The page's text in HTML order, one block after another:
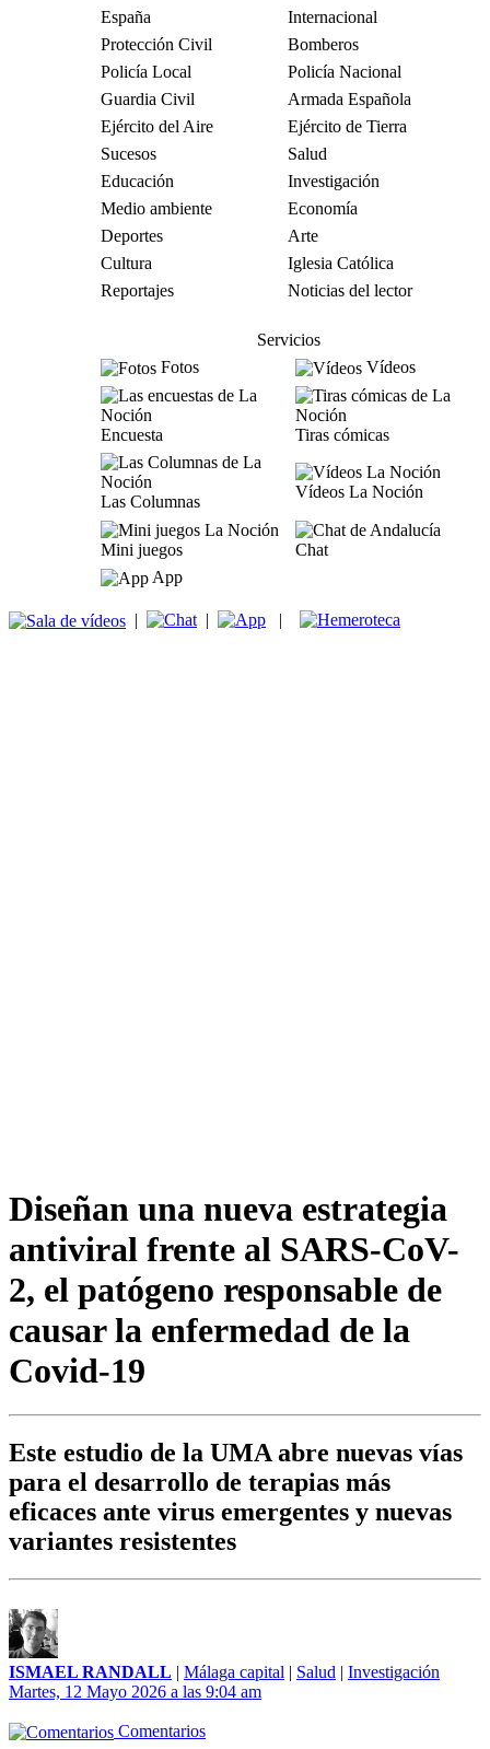
España
Internacional
Protección Civil
Bomberos
Policía Local
Policía Nacional
Guardia Civil
Armada Española
Ejército del Aire
Ejército de Tierra
Sucesos
Salud
Educación
Investigación
Medio ambiente
Economía
Deportes
Arte
Cultura
Iglesia Católica
Reportajes
Noticias del lector
Servicios
Fotos
Vídeos
Encuesta Tiras cómicas
Las Columnas
Vídeos La Noción
Mini juegos
Chat
App
| | |
Diseñan una nueva estrategia
antiviral frente al SARS-CoV-
2, el patógeno responsable de
causar la enfermedad de la
Covid-19
Este estudio de la UMA abre nuevas vías
para el desarrollo de terapias más
eficaces ante virus emergentes y nuevas
variantes resistentes
ISMAEL RANDALL | Málaga capital | Salud | Investigación
Martes, 12 Mayo 2026 a las 9:04 am
Comentarios